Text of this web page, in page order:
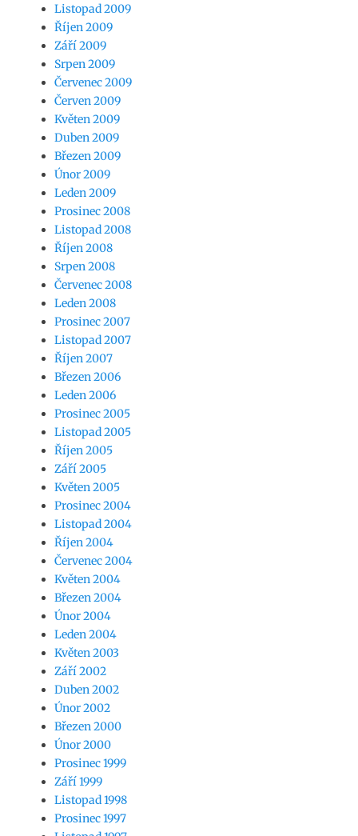
Listopad 2009
Říjen 2009
Září 2009
Srpen 2009
Červenec 2009
Červen 2009
Květen 2009
Duben 2009
Březen 2009
Únor 2009
Leden 2009
Prosinec 2008
Listopad 2008
Říjen 2008
Srpen 2008
Červenec 2008
Leden 2008
Prosinec 2007
Listopad 2007
Říjen 2007
Březen 2006
Leden 2006
Prosinec 2005
Listopad 2005
Říjen 2005
Září 2005
Květen 2005
Prosinec 2004
Listopad 2004
Říjen 2004
Červenec 2004
Květen 2004
Březen 2004
Únor 2004
Leden 2004
Květen 2003
Září 2002
Duben 2002
Únor 2002
Březen 2000
Únor 2000
Prosinec 1999
Září 1999
Listopad 1998
Prosinec 1997